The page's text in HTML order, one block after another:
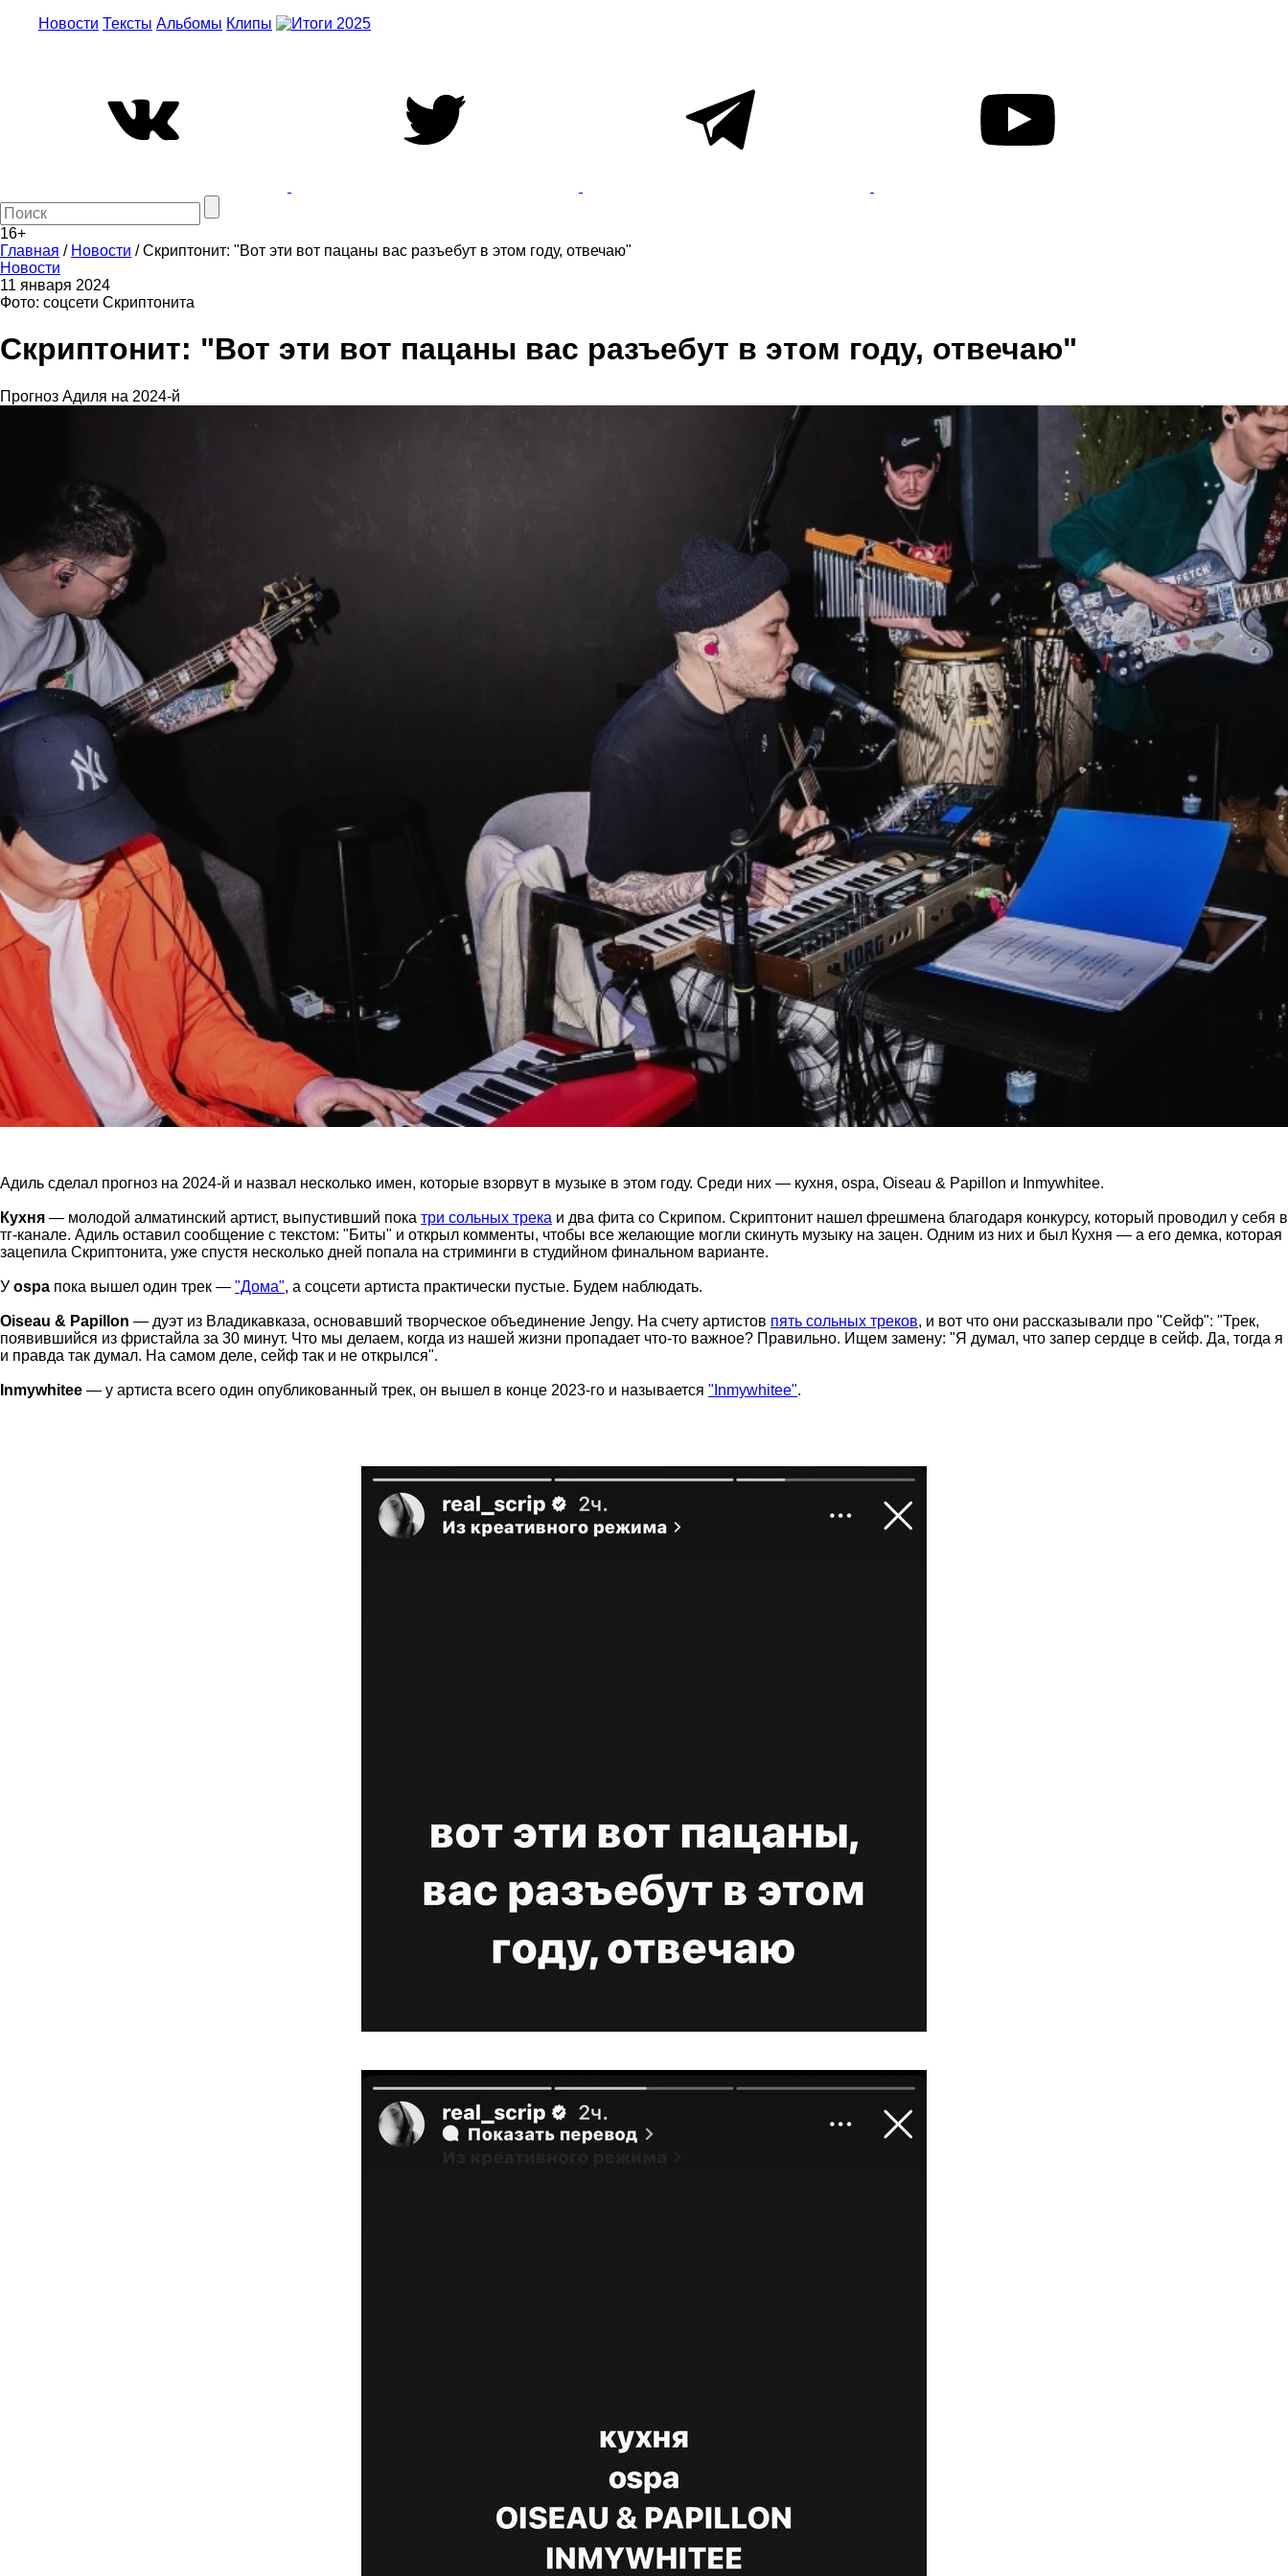
Новости Тексты Альбомы Клипы
16+
Главная / Новости /Скриптонит: "Вот эти вот пацаны вас разъебут в этом году, отвечаю"
Новости
11 января 2024
Фото: соцсети Скриптонита
Скриптонит: "Вот эти вот пацаны вас разъебут в этом году, отвечаю"
Прогноз Адиля на 2024-й
Адиль сделал прогноз на 2024-й и назвал несколько имен, которые взорвут в музыке в этом году. Среди них — кухня, ospa, Oiseau & Papillon и Inmywhitee.
Кухня — молодой алматинский артист, выпустивший пока три сольных трека и два фита со Скрипом. Скриптонит нашел фрешмена благодаря конкурсу, который проводил у себя в
тг-канале. Адиль оставил сообщение с текстом: "Биты" и открыл комменты, чтобы все желающие могли скинуть музыку на зацен. Одним из них и был Кухня — а его демка, которая
зацепила Скриптонита, уже спустя несколько дней попала на стриминги в студийном финальном варианте.
У ospa пока вышел один трек — "Дома", а соцсети артиста практически пустые. Будем наблюдать.
Oiseau & Papillon — дуэт из Владикавказа, основавший творческое объединение Jengy. На счету артистов пять сольных треков, и вот что они рассказывали про "Сейф": "Трек,
появившийся из фристайла за 30 минут. Что мы делаем, когда из нашей жизни пропадает что-то важное? Правильно. Ищем замену: "Я думал, что запер сердце в сейф. Да, тогда я
и правда так думал. На самом деле, сейф так и не открылся".
Inmywhitee — у артиста всего один опубликованный трек, он вышел в конце 2023-го и называется "Inmywhitee".